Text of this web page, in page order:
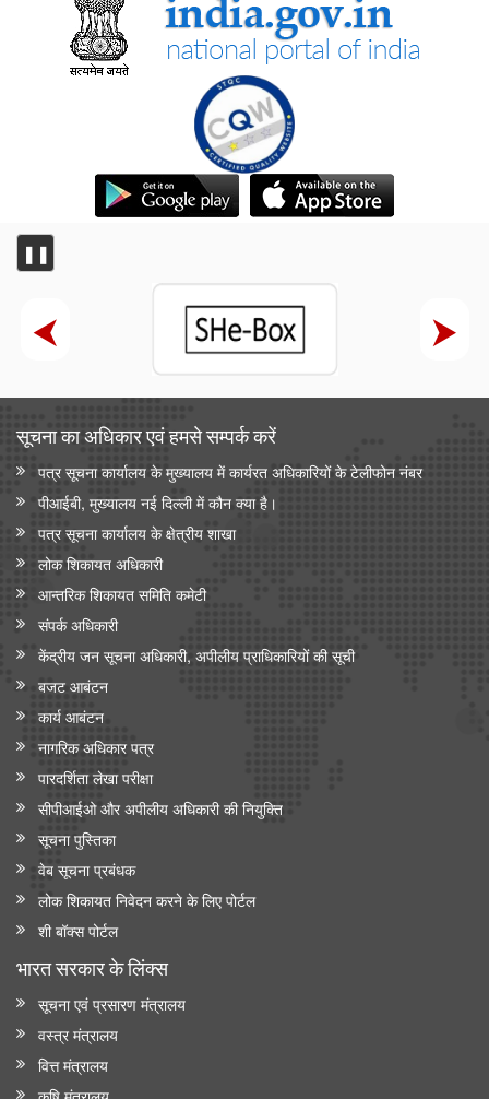
❚❚
सूचना का अधिकार एवं हमसे सम्‍पर्क करें
पत्र सूचना कार्यालय के मुख्यालय में कार्यरत अधिकारियों के टेलीफोन नंबर
पीआईबी, मुख्यालय नई दिल्ली में कौन क्या है।
पत्र सूचना कार्यालय के क्षेत्रीय शाखा
लोक शिकायत अधिकारी
आन्‍तरिक शिकायत समिति कमेटी
संपर्क अधिकारी
केंद्रीय जन सूचना अधिकारी, अपीलीय प्राधिकारियों की सूची
बजट आबंटन
कार्य आबंटन
नागरिक अधिकार पत्र
पारदर्शिता लेखा परीक्षा
सीपीआईओ और अपी‍लीय अधिकारी की नियुक्ति
सूचना पुस्तिका
वेब सूचना प्रबंधक
लोक शिकायत निवेदन करने के लिए पोर्टल
शी बॉक्स पोर्टल
भारत सरकार के लिंक्‍स
सूचना एवं प्रसारण मंत्रालय
वस्त्र मंत्रालय
वित्त मंत्रालय